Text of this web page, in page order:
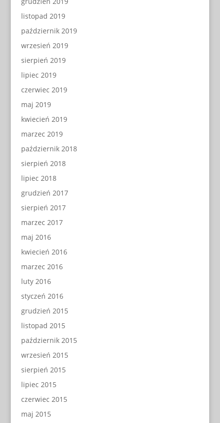
listopad 2019
październik 2019
wrzesień 2019
sierpień 2019
lipiec 2019
czerwiec 2019
maj 2019
kwiecień 2019
marzec 2019
październik 2018
sierpień 2018
lipiec 2018
grudzień 2017
sierpień 2017
marzec 2017
maj 2016
kwiecień 2016
marzec 2016
luty 2016
styczeń 2016
grudzień 2015
listopad 2015
październik 2015
wrzesień 2015
sierpień 2015
lipiec 2015
czerwiec 2015
maj 2015